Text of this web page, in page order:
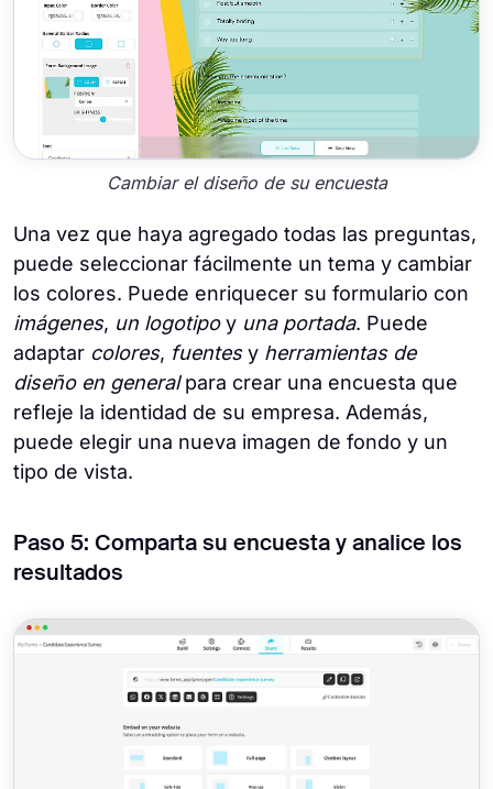
Cambiar el diseño de su encuesta
Una vez que haya agregado todas las preguntas,
puede seleccionar fácilmente un tema y cambiar
los colores. Puede enriquecer su formulario con
imágenes, un logotipoy una portada. Puede
adaptar colores, fuentesy herramientas de
diseño en generalpara crear una encuesta que
refleje la identidad de su empresa. Además,
puede elegir una nueva imagen de fondo y un
tipo de vista.
Paso 5: Comparta su encuesta y analice los
resultados